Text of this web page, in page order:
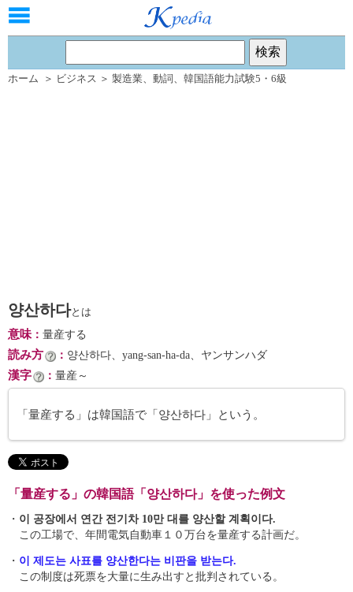
ホーム ＞ ビジネス ＞ 製造業、 動詞 、 韓国語能力試験5・6級
양산하다とは
意味： 量産する
読み方 ： 양산하다、yang-san-ha-da、ヤンサンハダ
漢字 ： 量産～
「量産する」は韓国語で「양산하다」という。
「量産する」の韓国語「양산하다」を使った例文
・ 이 공장에서 연간 전기차 10만 대를 양산할 계획이다.
この工場で、年間電気自動車１０万台を量産する計画だ。
・ 이 제도는 사표를 양산한다는 비판을 받는다.
この制度は死票を大量に生み出すと批判されている。